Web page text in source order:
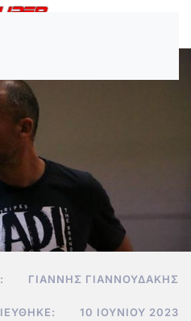
ΓΙΆΝΝΗΣ ΓΙΑΝΝΟΥΔΆΚΗΣ
10 ΙΟΥΝΊΟΥ 2023